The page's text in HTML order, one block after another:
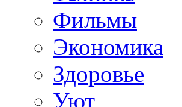
Фильмы
Экономика
Здоровье
Уют